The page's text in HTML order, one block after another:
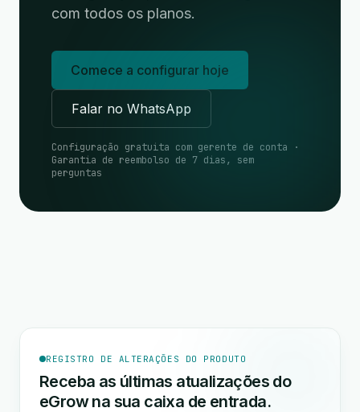
com todos os planos.
Comece a configurar hoje
Falar no WhatsApp
Configuração gratuita com gerente de conta ·
Garantia de reembolso de 7 dias, sem
perguntas
REGISTRO DE ALTERAÇÕES DO PRODUTO
Receba as últimas atualizações do
eGrow na sua caixa de entrada.